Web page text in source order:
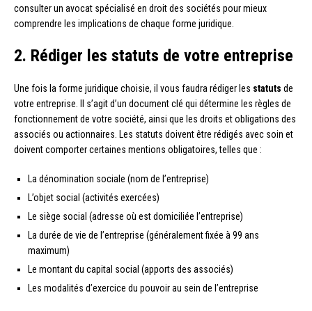
consulter un avocat spécialisé en droit des sociétés pour mieux
comprendre les implications de chaque forme juridique.
2. Rédiger les statuts de votre entreprise
Une fois la forme juridique choisie, il vous faudra rédiger les statuts de
votre entreprise. Il s’agit d’un document clé qui détermine les règles de
fonctionnement de votre société, ainsi que les droits et obligations des
associés ou actionnaires. Les statuts doivent être rédigés avec soin et
doivent comporter certaines mentions obligatoires, telles que :
La dénomination sociale (nom de l’entreprise)
L’objet social (activités exercées)
Le siège social (adresse où est domiciliée l’entreprise)
La durée de vie de l’entreprise (généralement fixée à 99 ans
maximum)
Le montant du capital social (apports des associés)
Les modalités d’exercice du pouvoir au sein de l’entreprise